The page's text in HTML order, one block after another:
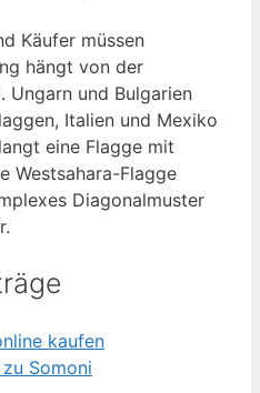
Käufer müssen
hängt von der
Ungarn und Bulgarien
Italien und Mexiko
eine Flagge mit
Westsahara-Flagge
Diagonalmuster
kaufen
Somoni